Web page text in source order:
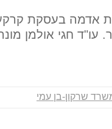
את אדמה בעסקת
עו"ד חגי אולמן
שרקון-בן עמי